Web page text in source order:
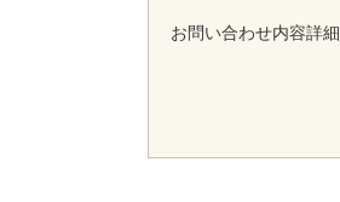
お問い合わせ内容詳細